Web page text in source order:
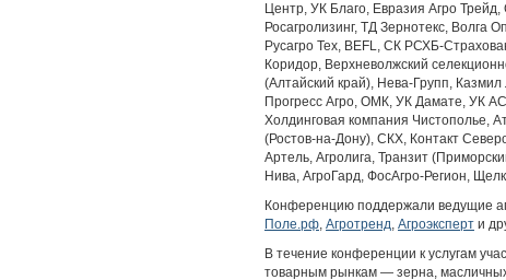
Центр, УК Благо, Евразия Агро
Росагролизинг, ТД Зернотекс, Волга
Русагро Тех, BEFL, СК РСХБ-
Коридор, Верхневолжский
(Алтайский край), Нева-Групп,
Прогресс Агро, ОМК, УК Дамате, УК
Холдинговая компания Чистополье,
(Ростов-на-Дону), СКХ, Контакт
Артель, Агролига, Транзит
Нива, АгроГард, ФосАгро-Регион,
Конференцию поддержали ведущие
Поле.рф, Агротренд, Агроэксперт и
В течение конференции к услугам
товарным рынкам — зерна,